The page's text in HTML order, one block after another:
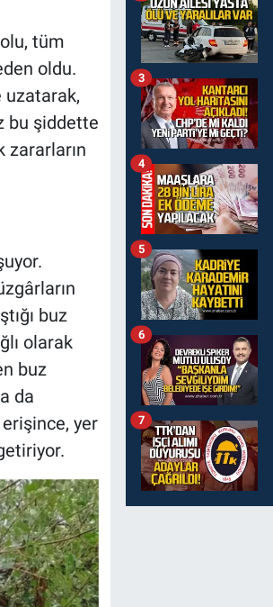
tüm
oldu.
uzatarak,
bu şiddette
zararların
buz
olarak
buz
da
erişince, yer
3
4
5
6
7